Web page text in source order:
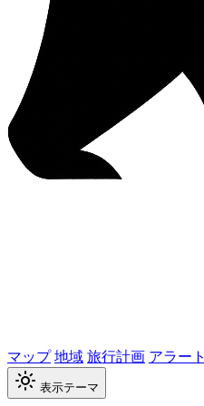
マップ地域旅行計画 アラート
表示テーマ